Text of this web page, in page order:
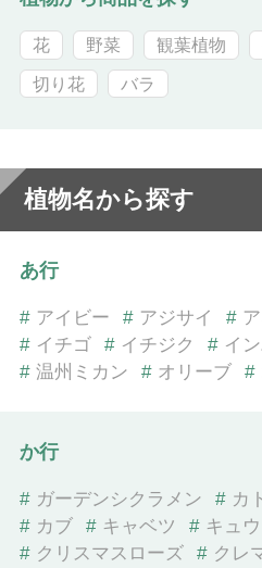
花 野菜 観葉植物
切り花 バラ
植物名から探す
あ行
# アイビー # アジサイ #
# イチゴ # イチジク # イ
# 温州ミカン # オリーブ #
か行
# ガーデンシクラメン # カ
# カブ # キャベツ # キュウ
# クリスマスローズ # クレ